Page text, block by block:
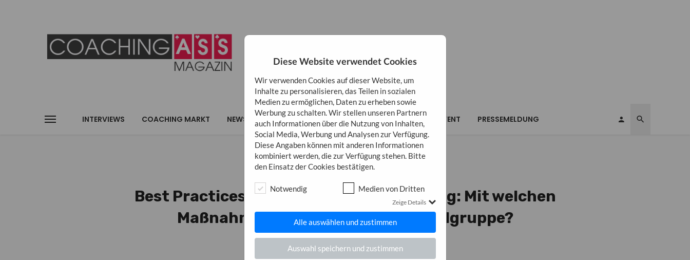
INTERVIEWS COACHING MARKT NEWS MARKETING BUSINESS INSPIRATION EVENT PRESSEMELDUNG
MARKETING BUSINESS
Best Practices für hyperlokales Marketing: Mit welchen
Maßnahmen erreicht man seine Zielgruppe?
Diese Website verwendet Cookies
Wir verwenden Cookies auf dieser Website, um
Inhalte zu personalisieren, das Teilen in sozialen
Medien zu ermöglichen, Daten zu erheben sowie
Werbung zu schalten. Wir stellen unseren Partnern
auch Informationen über die Nutzung von Inhalten,
Social Media, Werbung und Analysen zur Verfügung.
Diese Angaben können mit anderen Informationen
kombiniert werden, die zur Verfügung stehen. Bitte
den Einsatz der Cookies bestätigen.
Notwendig Medien von Dritten
Zeige Details
Alle auswählen und zustimmen
Auswahl speichern und zustimmen